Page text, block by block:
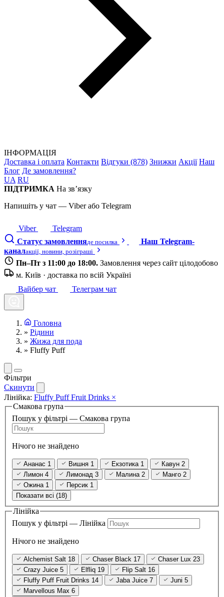
ІНФОРМАЦІЯ
Доставка і оплата Контакти Відгуки (878) Знижки Акції Наш
Блог Де замовлення?
UA RU
ПІДТРИМКА На зв’язку
Напишіть у чат — Viber або Telegram
Viber
Telegram
Статус замовленняде посилка
Наш Telegram-
каналакції, новини, розіграші
Пн–Пт з 11:00 до 18:00. Замовлення через сайт цілодобово
м. Київ · доставка по всій Україні
Вайбер чат
Телеграм чат
Головна
» Рідини
» Жижа для пода
» Fluffy Puff
Фільтри
Скинути
Лінійка: Fluffy Puff Fruit Drinks ×
Смакова група
Пошук у фільтрі — Смакова група
Нічого не знайдено
Ананас 1 Вишня 1 Екзотика 1 Кавун 2
Лимон 4 Лимонад 3 Малина 2 Манго 2
Ожина 1 Персик 1
Показати всі (18)
Лінійка
Пошук у фільтрі — Лінійка
Нічого не знайдено
Alchemist Salt 18 Chaser Black 17 Chaser Lux 23
Crazy Juice 5 Elfliq 19 Flip Salt 16
Fluffy Puff Fruit Drinks 14 Jaba Juice 7 Juni 5
Marvellous Max 6